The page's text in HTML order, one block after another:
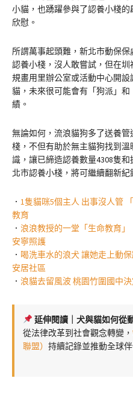
小貓，也踴躍參與了認養小棧
欣慰。
所謂萬事起頭難，新北市動保
認養小棧，沒人敢嘗試，但在
規畫用里辦公室或活動中心開
貓，未來很可能會有「狗派」
績。
無論如何，流浪貓狗多了送養
棧，不但有助於無主貓狗找到
識，讓已締造認養數量4308隻
北市認養小棧，將可繼續翻新紀
． 1隻貓咪5個主人 出事沒人管
教育
． 浪浪教授的一堂「生命教育
安寧照護
． 喝洗車水的浪犬 讓她走上動
安居社區
． 浪貓去留風波 桃園竹圍國中
延伸閱讀｜犬與貓如何從
從法律改革到社會觀念轉變，
聯盟） 持續記錄並推動全球